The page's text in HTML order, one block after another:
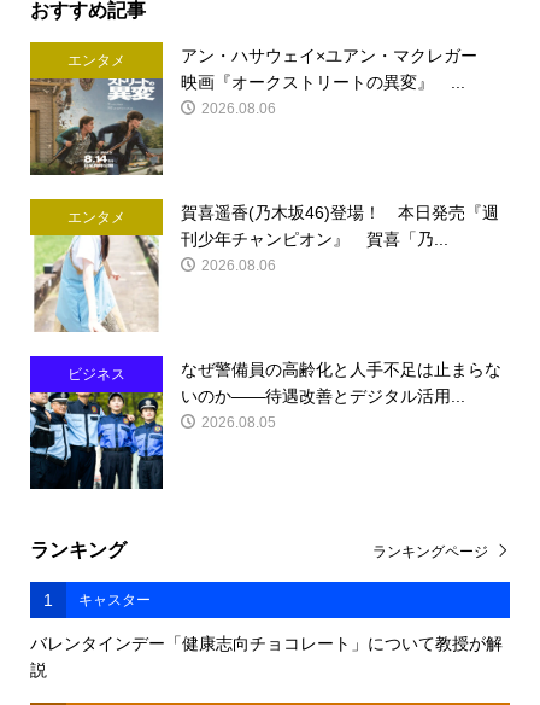
おすすめ記事
エンタメ
アン・ハサウェイ×ユアン・マクレガー
映画『オークストリートの異変』 ...
2026.08.06
エンタメ
賀喜遥香(乃木坂46)登場！ 本日発売『週
刊少年チャンピオン』 賀喜「乃...
2026.08.06
ビジネス
なぜ警備員の高齢化と人手不足は止まらな
いのか――待遇改善とデジタル活用...
2026.08.05
ランキング
1 キャスター
バレンタインデー「健康志向チョコレート」について教授が解
説
ランキングページ